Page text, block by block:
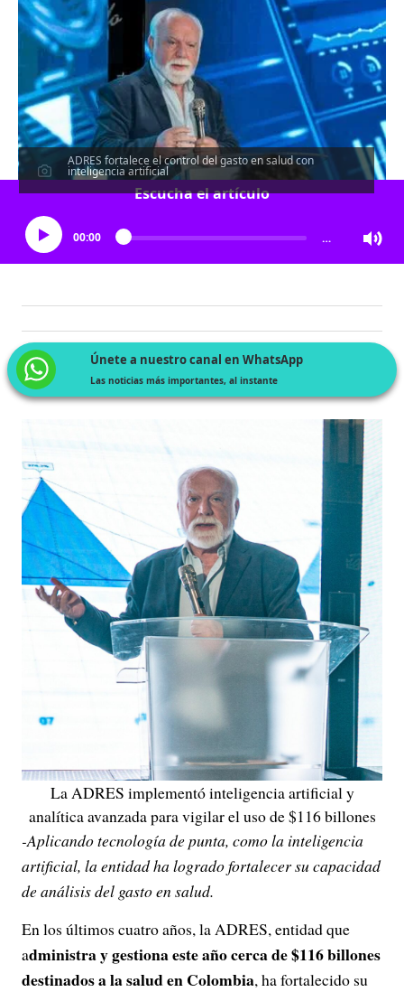
ADRES fortalece el control del gasto en salud con
inteligencia artificial
Escucha el artículo
00:00 …
Únete a nuestro canal en WhatsApp
Las noticias más importantes, al instante
La ADRES implementó inteligencia artificial y
analítica avanzada para vigilar el uso de $116 billones
-Aplicando tecnología de punta, como la inteligencia
artificial, la entidad ha logrado fortalecer su capacidad
de análisis del gasto en salud.
En los últimos cuatro años, la ADRES, entidad que
administra y gestiona este año cerca de $116 billones
destinados a la salud en Colombia, ha fortalecido su